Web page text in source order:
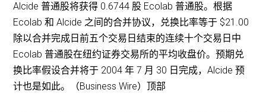
Alcide 普通股将获得 0.6744 股 Ecolab 普通股。根据
Ecolab 和 Alcide 之间的合并协议，兑换比率等于 $21.00
除以合并完成日前五个交易日结束的连续十个交易日中
Ecolab 普通股在纽约证券交易所的平均收盘价。预期兑
换比率假设合并将于 2004 年 7 月 30 日完成，Alcide 预
计也是如此。（Business Wire）顶部